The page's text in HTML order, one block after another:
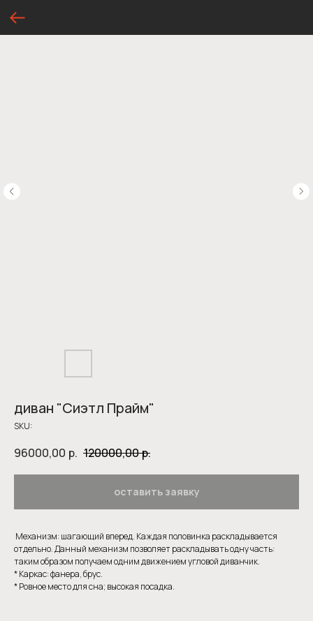
диван "Сиэтл Прайм"
SKU:
96000,00 р. 120000,00р.
оставить заявку
Механизм: шагающий вперед. Каждая половинка раскладывается
отдельно. Данный механизм позволяет раскладывать одну часть:
таким образом получаем одним движением угловой диванчик.
* Каркас: фанера, брус.
* Ровное место для сна; высокая посадка.